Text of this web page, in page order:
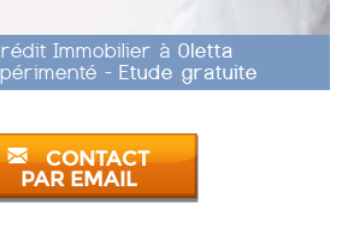
Immobilier à Oletta
- Etude gratuite
CONTACT
PAR EMAIL